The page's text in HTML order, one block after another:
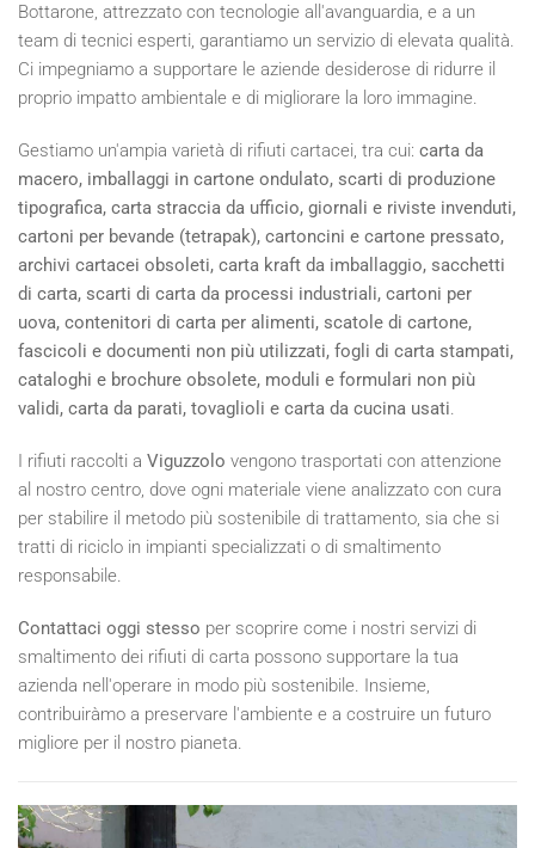
Bottarone, attrezzato con tecnologie all'avanguardia, e a un
team di tecnici esperti, garantiamo un servizio di elevata qualità.
Ci impegniamo a supportare le aziende desiderose di ridurre il
proprio impatto ambientale e di migliorare la loro immagine.
Gestiamo un'ampia varietà di rifiuti cartacei, tra cui: carta da
macero, imballaggi in cartone ondulato, scarti di produzione
tipografica, carta straccia da ufficio, giornali e riviste invenduti,
cartoni per bevande (tetrapak), cartoncini e cartone pressato,
archivi cartacei obsoleti, carta kraft da imballaggio, sacchetti
di carta, scarti di carta da processi industriali, cartoni per
uova, contenitori di carta per alimenti, scatole di cartone,
fascicoli e documenti non più utilizzati, fogli di carta stampati,
cataloghi e brochure obsolete, moduli e formulari non più
validi, carta da parati, tovaglioli e carta da cucina usati.
I rifiuti raccolti a Viguzzolo vengono trasportati con attenzione
al nostro centro, dove ogni materiale viene analizzato con cura
per stabilire il metodo più sostenibile di trattamento, sia che si
tratti di riciclo in impianti specializzati o di smaltimento
responsabile.
Contattaci oggi stesso per scoprire come i nostri servizi di
smaltimento dei rifiuti di carta possono supportare la tua
azienda nell'operare in modo più sostenibile. Insieme,
contribuiràmo a preservare l'ambiente e a costruire un futuro
migliore per il nostro pianeta.